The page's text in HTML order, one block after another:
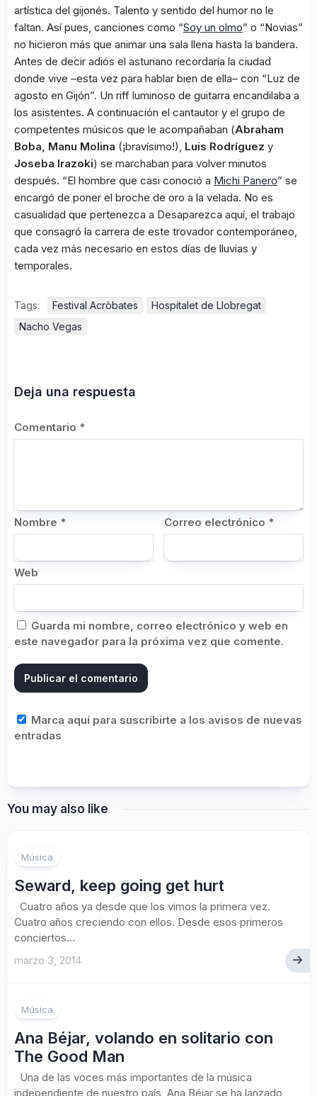
artística del gijonés. Talento y sentido del humor no le
faltan. Así pues, canciones como “Soy un olmo” o “Novias”
no hicieron más que animar una sala llena hasta la bandera.
Antes de decir adiós el asturiano recordaría la ciudad
donde vive –esta vez para hablar bien de ella– con “Luz de
agosto en Gijón”. Un riff luminoso de guitarra encandilaba a
los asistentes. A continuación el cantautor y el grupo de
competentes músicos que le acompañaban (Abraham
Boba, Manu Molina (¡bravísimo!), Luis Rodríguez y
Joseba Irazoki) se marchaban para volver minutos
después. “El hombre que casi conoció a Michi Panero” se
encargó de poner el broche de oro a la velada. No es
casualidad que pertenezca a Desaparezca aquí, el trabajo
que consagró la carrera de este trovador contemporáneo,
cada vez más necesario en estos días de lluvias y
temporales.
Tags: Festival Acròbates
Hospitalet de Llobregat
Nacho Vegas
Deja una respuesta
Comentario *
Nombre * Correo electrónico *
Web
Guarda mi nombre, correo electrónico y web en
este navegador para la próxima vez que comente.
Marca aquí para suscribirte a los avisos de nuevas
entradas
You may also like
Música
Seward, keep going get hurt
Cuatro años ya desde que los vimos la primera vez.
Cuatro años creciendo con ellos. Desde esos primeros
conciertos...
marzo 3, 2014
Música
Ana Béjar, volando en solitario con
The Good Man
Una de las voces más importantes de la música
independiente de nuestro país, Ana Béjar se ha lanzado